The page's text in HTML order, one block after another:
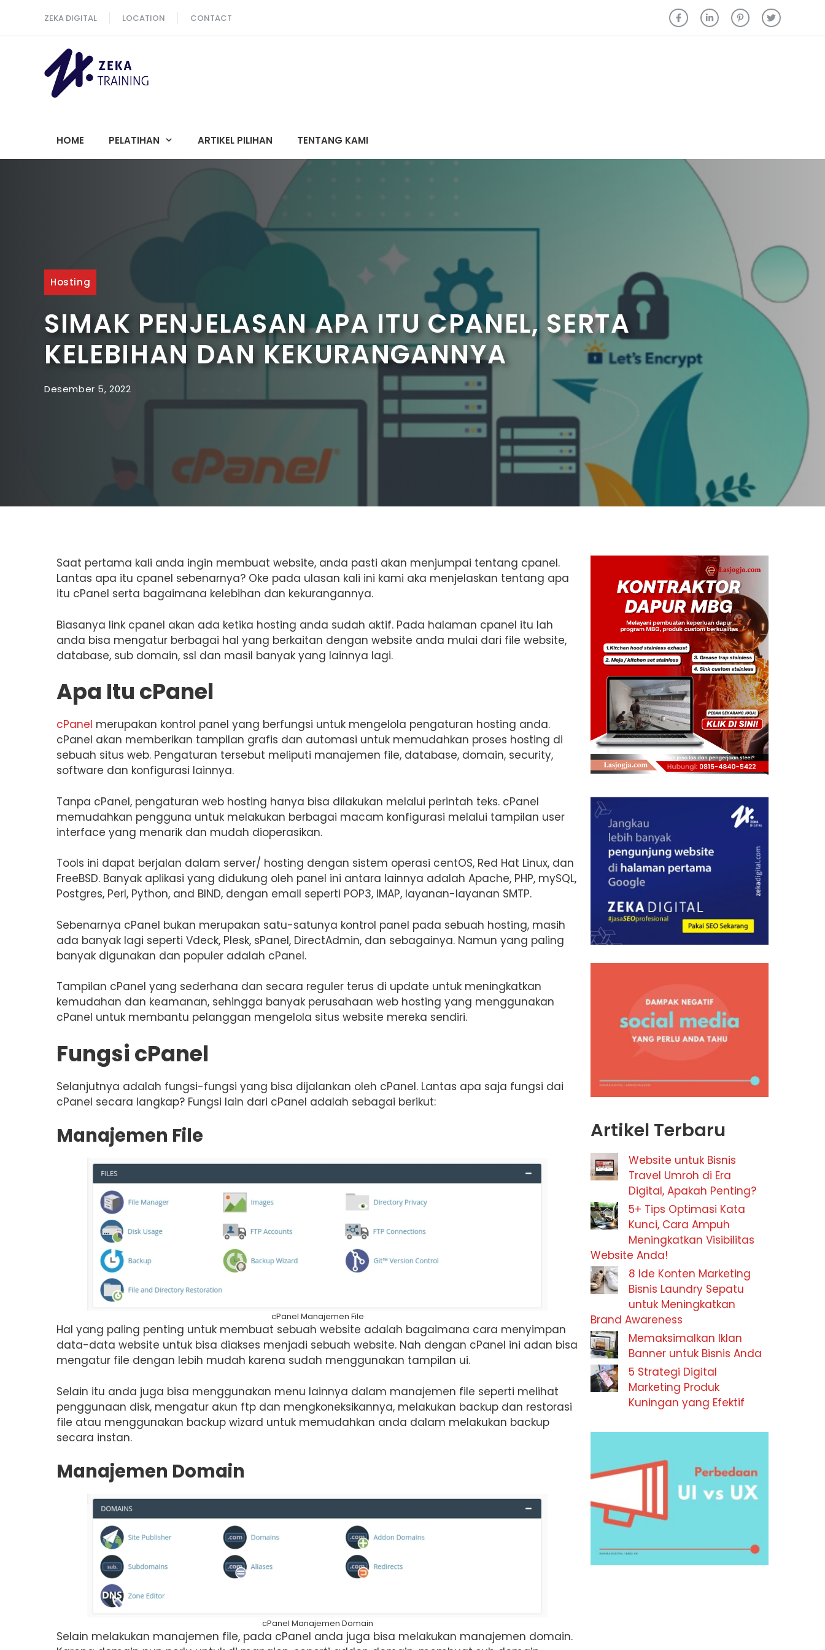
isi
ZEKA DIGITAL LOCATION CONTACT
HOME PELATIHAN ARTIKEL PILIHAN TENTANG KAMI
Hosting
SIMAK PENJELASAN APA ITU CPANEL, SERTA
KELEBIHAN DAN KEKURANGANNYA
Desember 5, 2022
Saat pertama kali anda ingin membuat website, anda pasti akan menjumpai tentang cpanel.
Lantas apa itu cpanel sebenarnya? Oke pada ulasan kali ini kami aka menjelaskan tentang apa
itu cPanel serta bagaimana kelebihan dan kekurangannya.
Biasanya link cpanel akan ada ketika hosting anda sudah aktif. Pada halaman cpanel itu lah
anda bisa mengatur berbagai hal yang berkaitan dengan website anda mulai dari file website,
database, sub domain, ssl dan masil banyak yang lainnya lagi.
Apa Itu cPanel
cPanel merupakan kontrol panel yang berfungsi untuk mengelola pengaturan hosting anda.
cPanel akan memberikan tampilan grafis dan automasi untuk memudahkan proses hosting di
sebuah situs web. Pengaturan tersebut meliputi manajemen file, database, domain, security,
software dan konfigurasi lainnya.
Tanpa cPanel, pengaturan web hosting hanya bisa dilakukan melalui perintah teks. cPanel
memudahkan pengguna untuk melakukan berbagai macam konfigurasi melalui tampilan user
interface yang menarik dan mudah dioperasikan.
Tools ini dapat berjalan dalam server/ hosting dengan sistem operasi centOS, Red Hat Linux, dan
FreeBSD. Banyak aplikasi yang didukung oleh panel ini antara lainnya adalah Apache, PHP, mySQL,
Postgres, Perl, Python, and BIND, dengan email seperti POP3, IMAP, layanan-layanan SMTP.
Sebenarnya cPanel bukan merupakan satu-satunya kontrol panel pada sebuah hosting, masih
ada banyak lagi seperti Vdeck, Plesk, sPanel, DirectAdmin, dan sebagainya. Namun yang paling
banyak digunakan dan populer adalah cPanel.
Tampilan cPanel yang sederhana dan secara reguler terus di update untuk meningkatkan
kemudahan dan keamanan, sehingga banyak perusahaan web hosting yang menggunakan
cPanel untuk membantu pelanggan mengelola situs website mereka sendiri.
Fungsi cPanel
Selanjutnya adalah fungsi-fungsi yang bisa dijalankan oleh cPanel. Lantas apa saja fungsi dai
cPanel secara langkap? Fungsi lain dari cPanel adalah sebagai berikut:
Manajemen File
cPanel Manajemen File
Hal yang paling penting untuk membuat sebuah website adalah bagaimana cara menyimpan
data-data website untuk bisa diakses menjadi sebuah website. Nah dengan cPanel ini adan bisa
mengatur file dengan lebih mudah karena sudah menggunakan tampilan ui.
Selain itu anda juga bisa menggunakan menu lainnya dalam manajemen file seperti melihat
penggunaan disk, mengatur akun ftp dan mengkoneksikannya, melakukan backup dan restorasi
file atau menggunakan backup wizard untuk memudahkan anda dalam melakukan backup
secara instan.
Manajemen Domain
cPanel Manajemen Domain
Selain melakukan manajemen file, pada cPanel anda juga bisa melakukan manajemen domain.
Artikel Terbaru
Website untuk Bisnis
Travel Umroh di Era
Digital, Apakah Penting?
5+ Tips Optimasi Kata
Kunci, Cara Ampuh
Meningkatkan Visibilitas
Website Anda!
8 Ide Konten Marketing
Bisnis Laundry Sepatu
untuk Meningkatkan
Brand Awareness
Memaksimalkan Iklan
Banner untuk Bisnis Anda
5 Strategi Digital
Marketing Produk
Kuningan yang Efektif